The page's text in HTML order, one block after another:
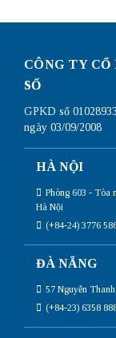
CÔNG TY CỔ
SỐ
GPKD số
ngày 03/09/2008
HÀ NỘI
Phòng 603 - Tòa
Hà Nội
(+84-24) 3776
ĐÀ NẴNG
57 Nguyễn
(+84-23) 6358